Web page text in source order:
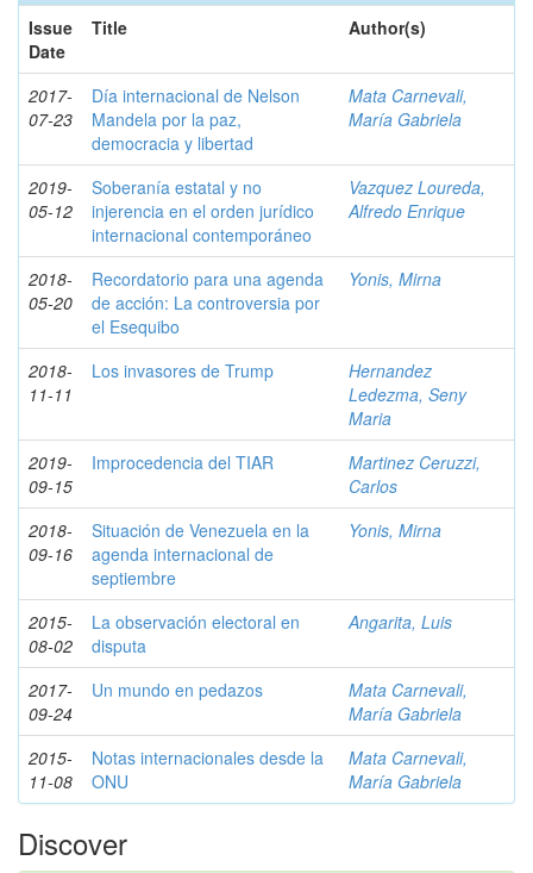
Issue
Date
Title Author(s)
2017-
07-23
Día internacional de Nelson
Mandela por la paz,
democracia y libertad
Mata Carnevali,
María Gabriela
2019-
05-12
Soberanía estatal y no
injerencia en el orden jurídico
internacional contemporáneo
Vazquez Loureda,
Alfredo Enrique
2018-
05-20
Recordatorio para una agenda
de acción: La controversia por
el Esequibo
Yonis, Mirna
2018-
11-11
Los invasores de Trump
Hernandez
Ledezma, Seny
Maria
2019-
09-15
Improcedencia del TIAR
Martinez Ceruzzi,
Carlos
2018-
09-16
Situación de Venezuela en la
agenda internacional de
septiembre
Yonis, Mirna
2015-
08-02
La observación electoral en
disputa
Angarita, Luis
2017-
09-24
Un mundo en pedazos
Mata Carnevali,
María Gabriela
2015-
11-08
Notas internacionales desde la
ONU
Mata Carnevali,
María Gabriela
Discover